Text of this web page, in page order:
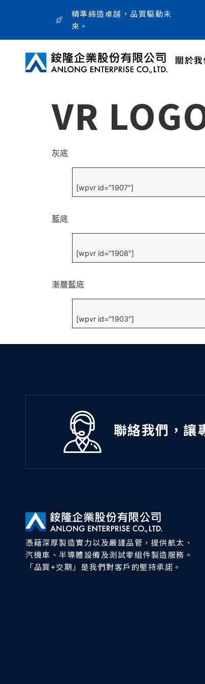
精準締造卓越，品質驅動未
來。
關於我
VR
灰底
[wpvr id=”1907″]
藍底
[wpvr id=”1908″]
漸層藍底
[wpvr id=”1903″]
聯絡我們，讓
憑藉深厚製造實力以及嚴謹品管，提供航太、
汽機車、半導體設備及測試零組件製造服務。
「品質+交期」是我們對客戶的堅持承諾。